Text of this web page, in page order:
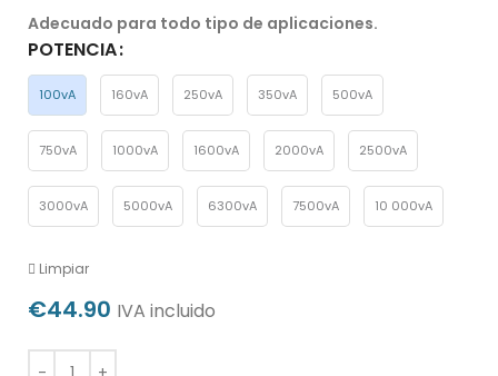
Adecuado para todo tipo de aplicaciones.
POTENCIA
100vA 160vA 250vA 350vA 500vA
750vA 1000vA 1600vA 2000vA 2500vA
3000vA 5000vA 6300vA 7500vA 10 000vA
Limpiar
€44.90 IVA incluido